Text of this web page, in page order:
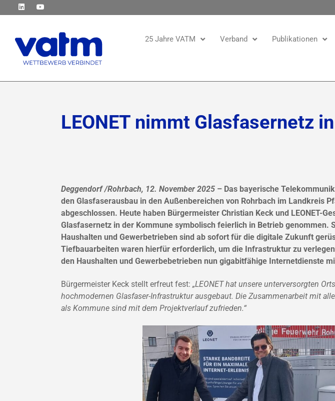
25 Jahre VATM Verband Publikationen
LEONET nimmt Glasfasernetz
Deggendorf /Rohrbach, 12. November 2025 – Das bayerische
den Glasfaserausbau in den Außenbereichen von Rohrbach im Landkreis
abgeschlossen. Heute haben Bürgermeister Christian Keck und LEONET-
Glasfasernetz in der Kommune symbolisch feierlich in Betrieb genommen.
Haushalten und Gewerbetrieben sind ab sofort für die digitale Zukunft
Tiefbauarbeiten waren hierfür erforderlich, um die Infrastruktur zu
den Haushalten und Gewerbebetrieben nun gigabitfähige Internetdienste
Bürgermeister Keck stellt erfreut fest: „LEONET hat unsere unterversorgten
hochmodernen Glasfaser-Infrastruktur ausgebaut. Die Zusammenarbeit mit
als Kommune sind mit dem Projektverlauf zufrieden.“